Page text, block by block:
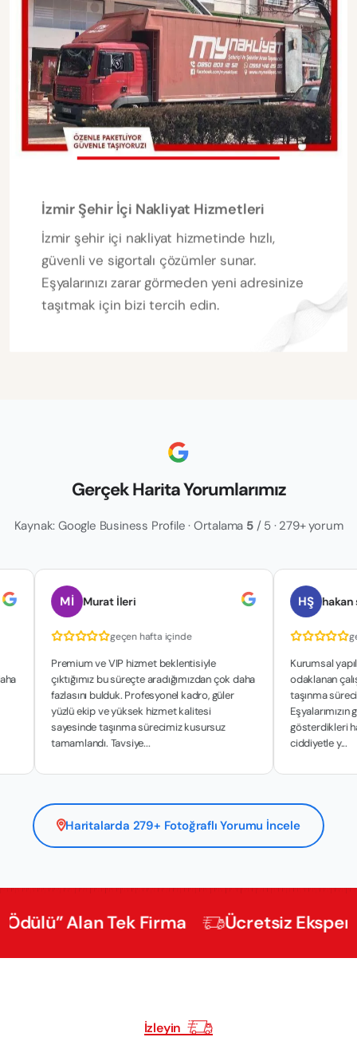
İzmir Şehir İçi Nakliyat Hizmetleri
İzmir şehir içi nakliyat hizmetinde hızlı,
güvenli ve sigortalı çözümler sunar.
Eşyalarınızı zarar görmeden yeni adresinize
taşıtmak için bizi tercih edin.
Gerçek Harita Yorumlarımız
Kaynak: Google Business Profile · Ortalama 5/ 5 · 279+ yorum
Murat İleri
geçen hafta içinde
Premium ve VIP hizmet beklentisiyle
çıktığımız bu süreçte aradığımızdan çok daha
fazlasını bulduk. Profesyonel kadro, güler
yüzlü ekip ve yüksek hizmet kalitesi
sayesinde taşınma sürecimiz kusursuz
tamamlandı. Tavsiye...
hakan şahin
geçen
Kurumsal yapıları ve
odaklanan çalışma
taşınma sürecimiz
Eşyalarımızın
gösterdikleri
ciddiyetle y...
Haritalarda 279+ Fotoğraflı Yorumu İncele
Alan Tek Firma Ücretsiz Ekspertiz
İzleyin